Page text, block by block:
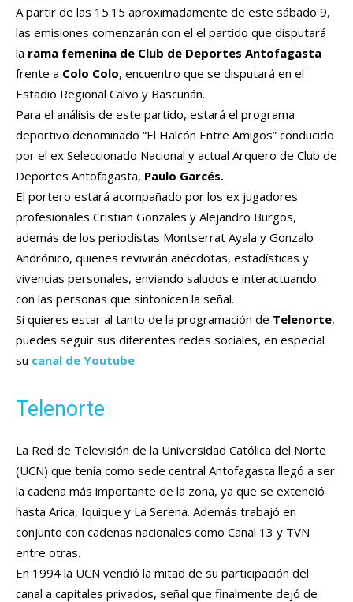
A partir de las 15.15 aproximadamente de este sábado 9,
las emisiones comenzarán con el el partido que disputará
la rama femenina de Club de Deportes Antofagasta
frente a Colo Colo, encuentro que se disputará en el
Estadio Regional Calvo y Bascuñán.
Para el análisis de este partido, estará el programa
deportivo denominado “El Halcón Entre Amigos” conducido
por el ex Seleccionado Nacional y actual Arquero de Club de
Deportes Antofagasta, Paulo Garcés.
El portero estará acompañado por los ex jugadores
profesionales Cristian Gonzales y Alejandro Burgos,
además de los periodistas Montserrat Ayala y Gonzalo
Andrónico, quienes revivirán anécdotas, estadísticas y
vivencias personales, enviando saludos e interactuando
con las personas que sintonicen la señal.
Si quieres estar al tanto de la programación de Telenorte,
puedes seguir sus diferentes redes sociales, en especial
su canal de Youtube.
Telenorte
La Red de Televisión de la Universidad Católica del Norte
(UCN) que tenía como sede central Antofagasta llegó a ser
la cadena más importante de la zona, ya que se extendió
hasta Arica, Iquique y La Serena. Además trabajó en
conjunto con cadenas nacionales como Canal 13 y TVN
entre otras.
En 1994 la UCN vendió la mitad de su participación del
canal a capitales privados, señal que finalmente dejó de